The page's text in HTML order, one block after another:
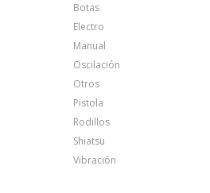
Botas
Electro
Manual
Oscilación
Otros
Pistola
Rodillos
Shiatsu
Vibración